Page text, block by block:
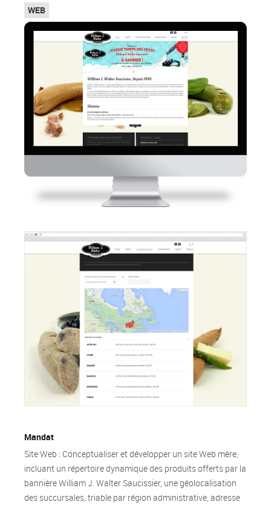
WEB
Mandat
Site Web : Conceptualiser et développer un site Web mère,
incluant un répertoire dynamique des produits offerts par la
bannière William J. Walter Saucissier, une géolocalisation
des succursales, triable par région administrative, adresse